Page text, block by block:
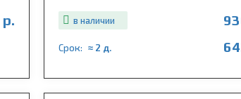
в наличии
Срок: ≈ 2 д.